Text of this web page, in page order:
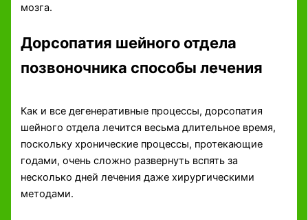
мозга.
Дорсопатия шейного отдела
позвоночника способы лечения
Как и все дегенеративные процессы, дорсопатия
шейного отдела лечится весьма длительное время,
поскольку хронические процессы, протекающие
годами, очень сложно развернуть вспять за
несколько дней лечения даже хирургическими
методами.